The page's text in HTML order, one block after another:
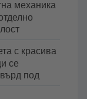
механика
с красива
се
под